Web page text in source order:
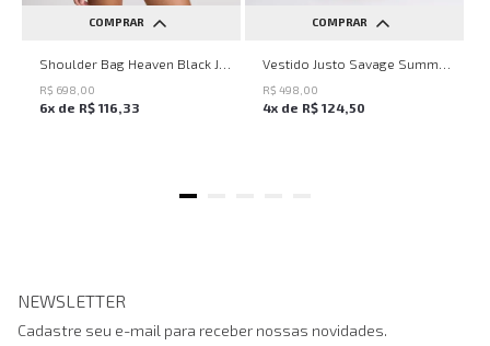
COMPRAR
UN
R$ 698 00
6x de R$ 116 33
COMPRAR
PP P M G
R$ 498 00
4x de R$ 124 50
NEWSLETTER
Cadastre seu e-mail para receber nossas novidades.